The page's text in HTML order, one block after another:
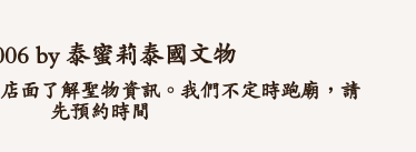
by 泰蜜莉泰國文物
面了解聖物資訊。我們不定時跑廟，請
先預約時間